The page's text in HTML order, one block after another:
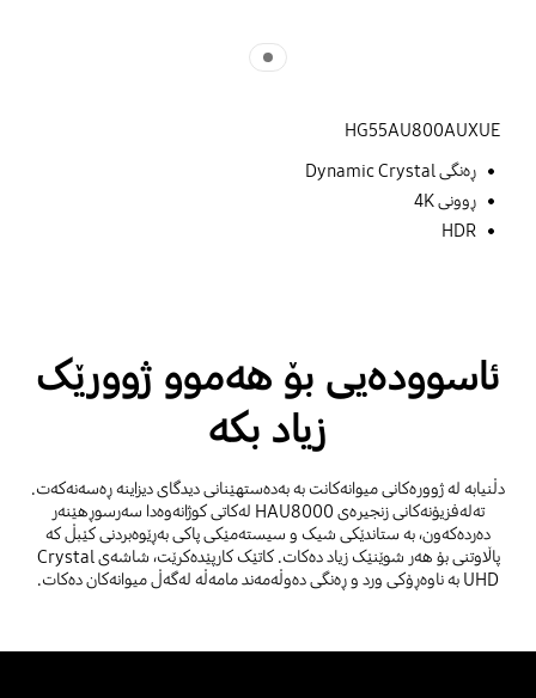
HG55AU800AUXUE
ڕەنگی Dynamic Crystal
ڕوونی 4K
HDR
ئاسوودەیی بۆ هەموو ژوورێک
زیاد بکە
دڵنیابە لە ژوورەکانی میوانەکانت بە بەدەستهێنانی دیدگای دیزاینە ڕەسەنەکەت.
تەلەفزیۆنەکانی زنجیرەی HAU8000 لەکاتی کوژانەوەدا سەرسوڕهێنەر
دەردەکەون، بە ستاندێکی شیک و سیستەمێکی پاکی بەڕێوەبردنی کێبڵ کە
پاڵاوتنی بۆ هەر شوێنێک زیاد دەکات. کاتێک کارپێدەکرێت، شاشەی Crystal
UHD بە ناوەڕۆکی ورد و ڕەنگی دەوڵەمەند مامەڵە لەگەڵ میوانەکان دەکات.